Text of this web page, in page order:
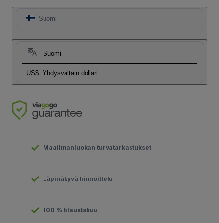
Suomi
Suomi
US$ Yhdysvaltain dollari
Maailmanluokan turvatarkastukset
Läpinäkyvä hinnoittelu
100 % tilaustakuu